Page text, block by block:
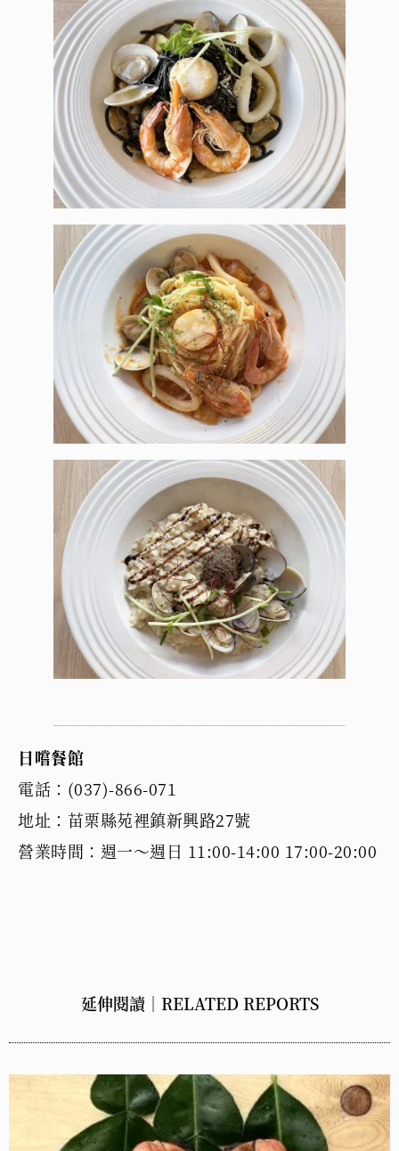
日嚐餐館
電話：(037)-866-071
地址：苗栗縣苑裡鎮新興路27號
營業時間：週一～週日 11:00-14:00 17:00-20:00
延伸閱讀｜RELATED REPORTS